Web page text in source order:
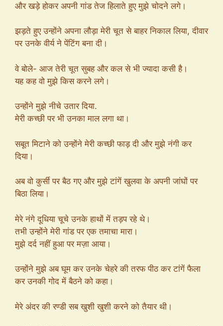
और खड़े होकर अपनी गांड तेज हिलाते हुए मुझे चोदने लगे।
झड़ते हुए उन्होंने अपना लौड़ा मेरी चूत से बाहर निकाल लिया, दीवार
पर उनके वीर्य ने पेंटिंग बना दी।
वे बोले- आज तेरी चूत सुबह और कल से भी ज्यादा कसी है।
यह कह वो मुझे किस करने लगे।
उन्होंने मुझे नीचे उतार दिया.
मेरी कच्छी पर भी उनका माल लगा था।
सबूत मिटाने को उन्होंने मेरी कच्छी फाड़ दी और मुझे नंगी कर
दिया।
अब वो कुर्सी पर बैठ गए और मुझे टांगें खुलवा के अपनी जांघों पर
बिठा लिया।
मेरे नंगे दूधिया चूचे उनके हाथों में तड़प रहे थे।
तभी उन्होंने मेरी गांड पर एक तमाचा मारा।
मुझे दर्द नहीं हुआ पर मज़ा आया।
उन्होंने मुझे अब घूम कर उनके चेहरे की तरफ पीठ कर टांगें फैला
कर उनकी गोद में बैठने को कहा।
मेरे अंदर की रण्डी सब खुशी खुशी करने को तैयार थी।